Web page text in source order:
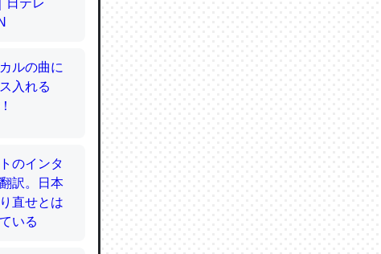
してるので